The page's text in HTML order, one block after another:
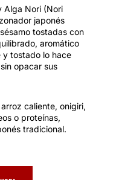
Alga Nori (Nori
japonés
tostadas con
aromático
y tostado lo hace
opacar sus
caliente, onigiri,
o proteínas,
tradicional.